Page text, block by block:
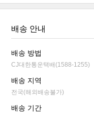
배송 안내
배송 방법
CJ대한통운택배(1588-1255)
배송 지역
전국(해외배송불가)
배송 기간